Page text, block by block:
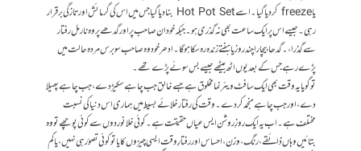
یاfreeze کر دیا گیا۔اسے Hot Pot Set بنا دیا گیا جس میں اس کی گرمائش اور تازگی برقرار
رہی۔جیسے اس پر ایک ساعت بھی نہ گذری ہو۔ جبکہ خود ان صاحب پر اور گدھے پر وہ نارمل رفتار
سے گذرا،۔ گدھا بیچارا چند روز یا ہفتے زندہ رہ سکا ہو گا۔ادھر خود وہ صاحب سو برس مردہ حالت میں
پڑے رہے جس کے بعد یوں اٹھ بیٹھے جیسے بس سوئے پڑے تھے۔
تو گویا یہ وقت بھی ایک سافٹ ویئر نما مخلوق ہے جسے خالق جب چاہے سکیڑ دے، جب چاہے پھیلا
دے، اور جب چاہے منجمد کردے۔وقت کی رفتارخلائے بسیط میں ہماری اس دنیا کی نسبت
مختلف ہے۔ اب یہ ایک روزِ روشن ایس عیاں حقیقت ہے ۔ کوئی خلانوردوں سے کوئی پوچھے تو وہ
بتائیں وہاں ذائقے، رنگ، وزن، احساس اور رفتارِ وقت ایسی چیزوں کا یا تو کوئی تصوّر ہی نہیں، یا کم